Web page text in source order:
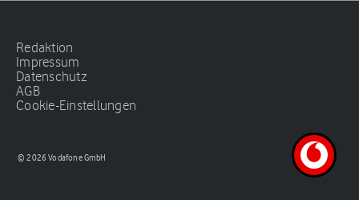
Redaktion
Impressum
Datenschutz
AGB
Cookie-Einstellungen
© 2026 Vodafone GmbH